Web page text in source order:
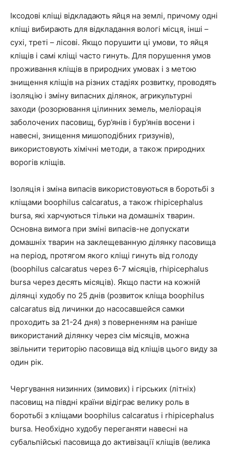
Іксодові кліщі відкладають яйця на землі, причому одні
кліщі вибирають для відкладання вологі місця, інші –
сухі, треті – лісові. Якщо порушити ці умови, то яйця
кліщів і самі кліщі часто гинуть. Для порушення умов
проживання кліщів в природних умовах і з метою
знищення кліщів на різних стадіях розвитку, проводять
ізоляцію і зміну випасних ділянок, агрикультурні
заходи (розорювання цілинних земель, меліорація
заболочених пасовищ, бур’янів і бур’янів восени і
навесні, знищення мишоподібних гризунів),
використовують хімічні методи, а також природних
ворогів кліщів.
Ізоляція і зміна випасів використовуються в боротьбі з
кліщами boophilus calcaratus, а також rhipicephalus
bursa, які харчуються тільки на домашніх тварин.
Основна вимога при зміні випасів-не допускати
домашніх тварин на заклещеванную ділянку пасовища
на період, протягом якого кліщі гинуть від голоду
(boophilus calcaratus через 6-7 місяців, rhipicephalus
bursa через десять місяців). Якщо пасти на кожній
ділянці худобу по 25 днів (розвиток кліща boophilus
calcaratus від личинки до насосавшейся самки
проходить за 21-24 дня) з поверненням на раніше
використаний ділянку через сім місяців, можна
звільнити територію пасовища від кліщів цього виду за
один рік.
Чергування низинних (зимових) і гірських (літніх)
пасовищ на півдні країни відіграє велику роль в
боротьбі з кліщами boophilus calcaratus і rhipicephalus
bursa. Необхідно худобу переганяти навесні на
субальпійські пасовища до активізації кліщів (велика